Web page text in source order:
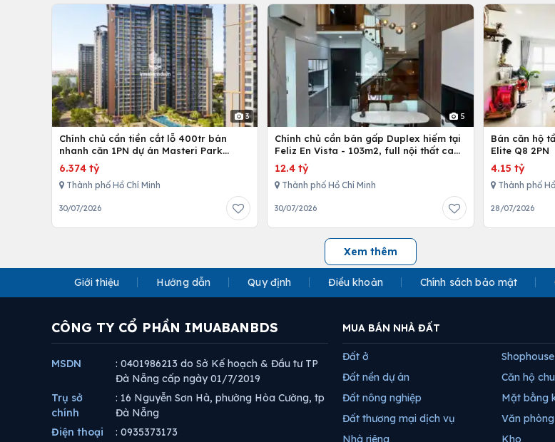
3
Chính chủ cần tiền cắt lỗ 400tr bán
nhanh căn 1PN dự án Masteri Park
Place
6.374 tỷ
Thành phố Hồ Chí Minh
30/07/2026
5
Chính chủ cần bán gấp Duplex hiếm tại
Feliz En Vista - 103m2, full nội thất cao
cấp
12.4 tỷ
Thành phố Hồ Chí Minh
30/07/2026
Bán căn hộ
Elite Q8 2PN
4.15 tỷ
Thành phố
28/07/2026
Xem thêm
Giới thiệu Hướng dẫn Quy định Điều khoản Chính sách bảo mật
CÔNG TY CỔ PHẦN IMUABANBDS
MSDN
: 0401986213 do Sở Kế hoạch & Đầu tư TP
Đà Nẵng cấp ngày 01/7/2019
Trụ sở
chính
: 16 Nguyễn Sơn Hà, phường Hòa Cường, tp
Đà Nẵng
Điện thoại
: 0935373173
MUA BÁN NHÀ ĐẤT
Đất ở
Đất nền dự án
Đất nông nghiệp
Đất thương mại dịch vụ
Nhà riêng
Shophouse
Căn hộ
Mặt bằng
Văn phòng
Kho